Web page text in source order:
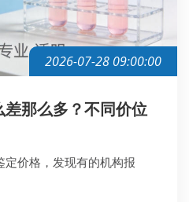
2026-07-28 09:00:00
那么多？不同价位
价格，发现有的机构报